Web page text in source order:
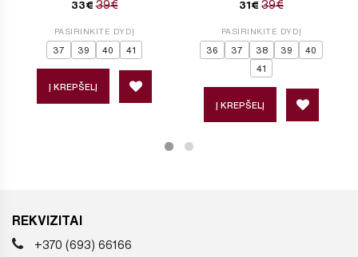
33€ 39€
PASIRINKITE DYDĮ
37 39 40 41
Į KREPŠELĮ
31€ 39€
PASIRINKITE DYDĮ
36 37 38 39 40
41
Į KREPŠELĮ
REKVIZITAI
+370 (693) 66166